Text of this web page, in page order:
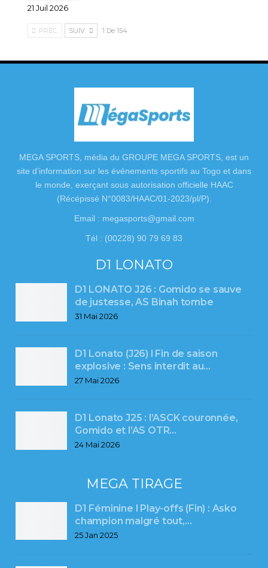
21 Juil 2026
PRÉC. SUIV. 1 De 154
MEGA SPORTS, média du GROUPE MEGA SPORTS, est un
site d’information sur les événements sportifs au Togo et dans
le monde, exerçant sous autorisation officielle HAAC
(Récépissé N°0083/HAAC/01-2023/pl/P).
Email : megasports@gmail.com
Tél : (00228) 90 79 69 83
D1 LONATO
D1 LONATO J26 : Gomido se sauve
de justesse, AS Binah tombe
31 Mai 2026
D1 Lonato (J26) l Fin de saison
explosive : Sens interdit au…
27 Mai 2026
D1 Lonato J25 : l’ASCK couronnée,
Gomido et l’AS OTR…
24 Mai 2026
MEGA TIRAGE
D1 Féminine l Play-offs (Fin) : Asko
champion malgré tout,…
25 Jan 2025